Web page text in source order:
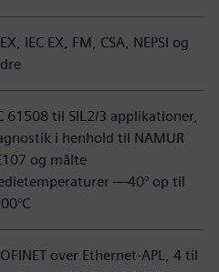
IEC EX, FM, CSA, NEPSI og
61508 til SIL2/3 applikationer,
i henhold til NAMUR
og målte
—40° op til
over Ethernet-APL, 4 til